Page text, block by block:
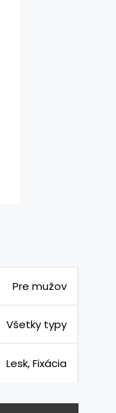
Pre mužov
Všetky typy
Lesk, Fixácia